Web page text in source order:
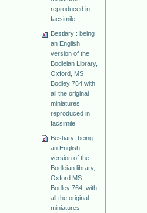
reproduced in
facsimile
Bestiary : being
an English
version of the
Bodleian Library,
Oxford, MS
Bodley 764 with
all the original
miniatures
reproduced in
facsimile
Bestiary: being
an English
version of the
Bodleian library,
Oxford MS
Bodley 764: with
all the original
miniatures